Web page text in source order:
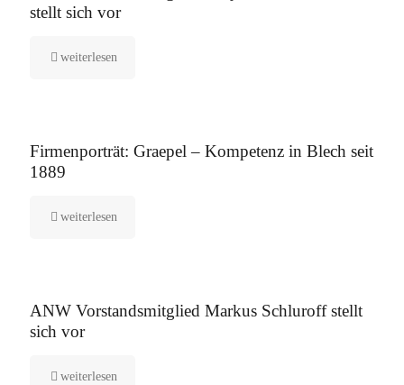
stellt sich vor
weiterlesen
Firmenporträt: Graepel – Kompetenz in Blech seit
1889
weiterlesen
ANW Vorstandsmitglied Markus Schluroff stellt
sich vor
weiterlesen